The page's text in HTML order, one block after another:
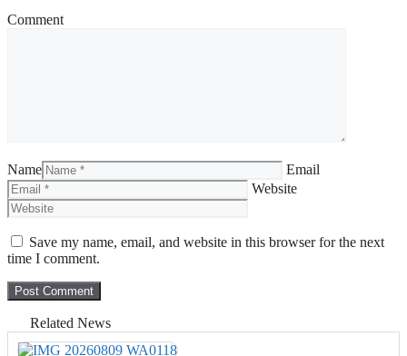
Comment
Name
Email
Website
Save my name, email, and website in this browser for the next
time I comment.
Related News